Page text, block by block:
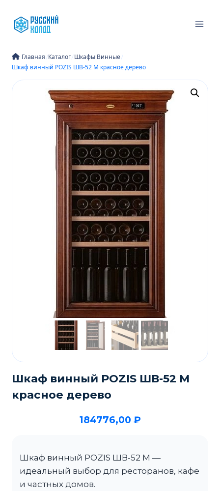
содержимому
Главная/Каталог/Шкафы Винные/
Шкаф винный POZIS ШВ-52 М красное дерево
Шкаф винный POZIS ШВ-52 М
красное дерево
184776,00 ₽
Шкаф винный POZIS ШВ-52 М —
идеальный выбор для ресторанов, кафе
и частных домов.